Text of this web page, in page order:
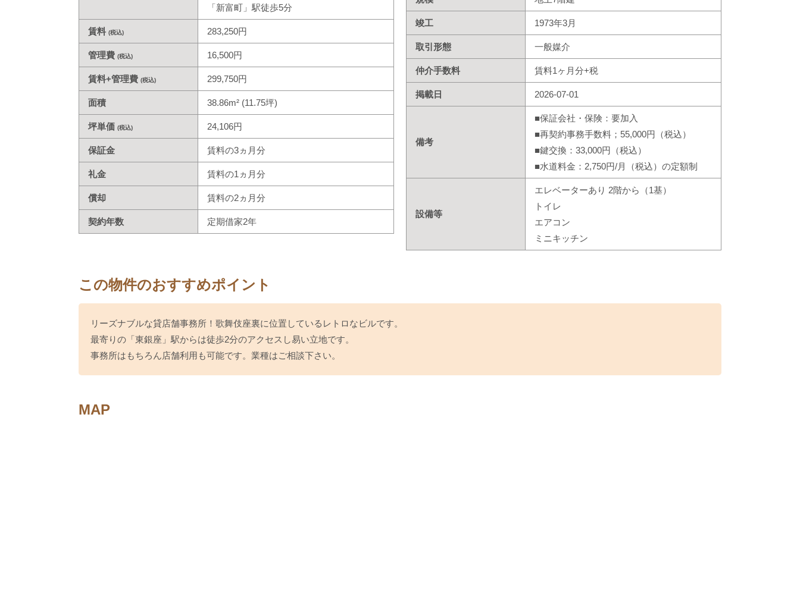
「新富町」駅徒歩5分
賃料 (税込) 283,250円
管理費 (税込) 16,500円
賃料+管理費 (税込) 299,750円
面積 38.86m² (11.75坪)
坪単価 (税込) 24,106円
保証金 賃料の3ヵ月分
礼金 賃料の1ヵ月分
償却 賃料の2ヵ月分
契約年数 定期借家2年
竣工 1973年3月
取引形態 一般媒介
仲介手数料 賃料1ヶ月分+税
掲載日 2026-07-01
備考
■保証会社・保険：要加入
■再契約事務手数料；55,000円（税込）
■鍵交換：33,000円（税込）
■水道料金：2,750円/月（税込）の定額制
設備等
エレベーターあり 2階から（1基）
トイレ
エアコン
ミニキッチン
この物件のおすすめポイント
リーズナブルな貸店舗事務所！歌舞伎座裏に位置しているレトロなビルです。
最寄りの「東銀座」駅からは徒歩2分のアクセスし易い立地です。
事務所はもちろん店舗利用も可能です。業種はご相談下さい。
MAP